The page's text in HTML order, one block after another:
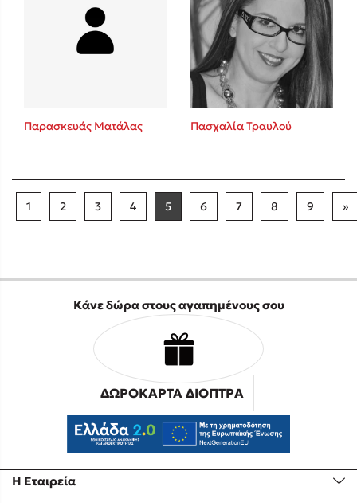
Παρασκευάς Ματάλας Πασχαλία Τραυλού
1 2 3 4 5 6 7 8 9 »
Η Εταιρεία
Κάνε δώρα στους αγαπημένους σου
ΔΩΡΟΚΑΡΤΑ ΔΙΟΠΤΡΑ